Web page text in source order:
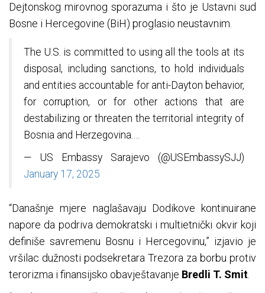
Dejtonskog mirovnog sporazuma i što je Ustavni sud
Bosne i Hercegovine (BiH) proglasio neustavnim.
The U.S. is committed to using all the tools at its
disposal, including sanctions, to hold individuals
and entities accountable for anti-Dayton behavior,
for corruption, or for other actions that are
destabilizing or threaten the territorial integrity of
Bosnia and Herzegovina.…
— US Embassy Sarajevo (@USEmbassySJJ)
January 17, 2025
“Današnje mjere naglašavaju Dodikove kontinuirane
napore da podriva demokratski i multietnički okvir koji
definiše savremenu Bosnu i Hercegovinu,” izjavio je
vršilac dužnosti podsekretara Trezora za borbu protiv
terorizma i finansijsko obavještavanje Bredli T. Smit.